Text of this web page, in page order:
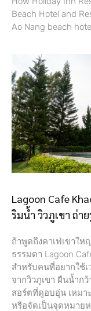
Beach Hotel and
Ao Nang beach
Lagoon Cafe
ริมน้ำ วิวภูเขา ถ่า
ถ้าพูดถึงคาเฟ่เขาใ
ธรรมดา Lagoon
สำหรับคนที่อยากใช้
จากวิวภูเขา ผืนน้ำก
สอร์ตที่ดูอบอุ่น เหมา
หรือจัดเป็นจุดหมาย